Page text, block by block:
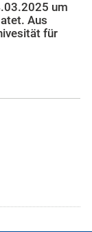
um
Aus
für